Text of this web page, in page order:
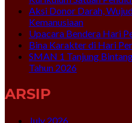
Aksi Donor Darah,
Kemanusiaan
Upacara Bendera Hari
Bina Karakter di Hari
SMAN 1 Tanjung
Tahun 2026
ARSIP
July 2026